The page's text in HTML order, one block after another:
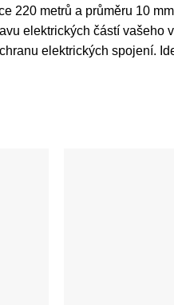
220 metrů a průměru 10
elektrických částí vašeho
elektrických spojení.